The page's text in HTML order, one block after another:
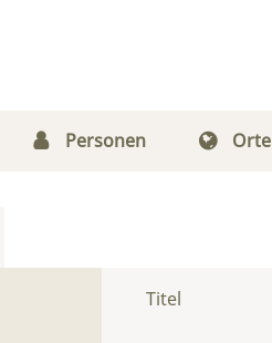
Personen Orte
Titel